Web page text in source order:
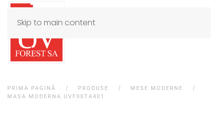
Skip to main content
PRIMA PAGINĂ PRODUSE
MESE MODERNE
MASA MODERNA UVF00TA401